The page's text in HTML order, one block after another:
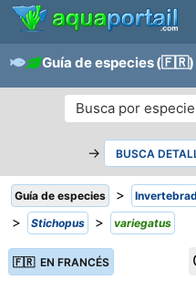
Guía de especies(🇫🇷)
→ BUSCA
Guía de especies >
> Stichopus > variegatus
🇫🇷 EN FRANCÉS